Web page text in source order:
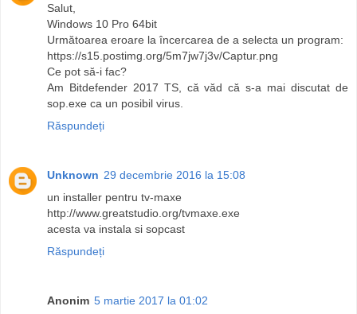
Salut,
Windows 10 Pro 64bit
Următoarea eroare la încercarea de a selecta un program:
https://s15.postimg.org/5m7jw7j3v/Captur.png
Ce pot să-i fac?
Am Bitdefender 2017 TS, că văd că s-a mai discutat de
sop.exe ca un posibil virus.
Răspundeți
Unknown 29 decembrie 2016 la 15:08
un installer pentru tv-maxe
http://www.greatstudio.org/tvmaxe.exe
acesta va instala si sopcast
Răspundeți
Anonim 5 martie 2017 la 01:02